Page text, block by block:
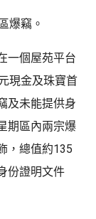
爆竊。
一個屋苑平台
現金及珠寶首
及未能提供身
期區內兩宗爆
，總值約135
份證明文件